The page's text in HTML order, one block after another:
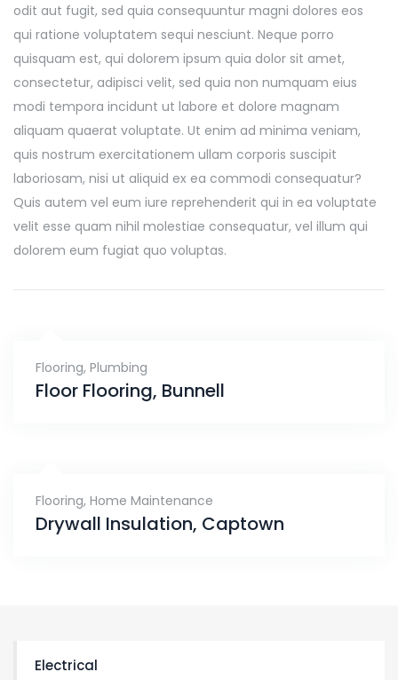
odit aut fugit, sed quia consequuntur magni dolores eos
qui ratione voluptatem sequi nesciunt. Neque porro
quisquam est, qui dolorem ipsum quia dolor sit amet,
consectetur, adipisci velit, sed quia non numquam eius
modi tempora incidunt ut labore et dolore magnam
aliquam quaerat voluptate. Ut enim ad minima veniam,
quis nostrum exercitationem ullam corporis suscipit
laboriosam, nisi ut aliquid ex ea commodi consequatur?
Quis autem vel eum iure reprehenderit qui in ea voluptate
velit esse quam nihil molestiae consequatur, vel illum qui
dolorem eum fugiat quo voluptas.
Flooring, Plumbing
Floor Flooring, Bunnell
Flooring, Home Maintenance
Drywall Insulation, Captown
Electrical